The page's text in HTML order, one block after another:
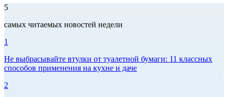
5
самых читаемых новостей недели
1
Не выбрасывайте втулки от туалетной бумаги: 11 классных
способов применения на кухне и даче
2